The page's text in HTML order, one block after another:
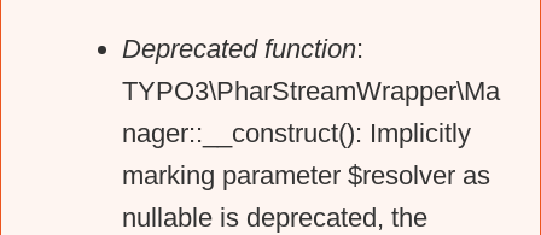
Deprecated function:
TYPO3\PharStreamWrapper\Ma
nager::__construct(): Implicitly
marking parameter $resolver as
nullable is deprecated, the